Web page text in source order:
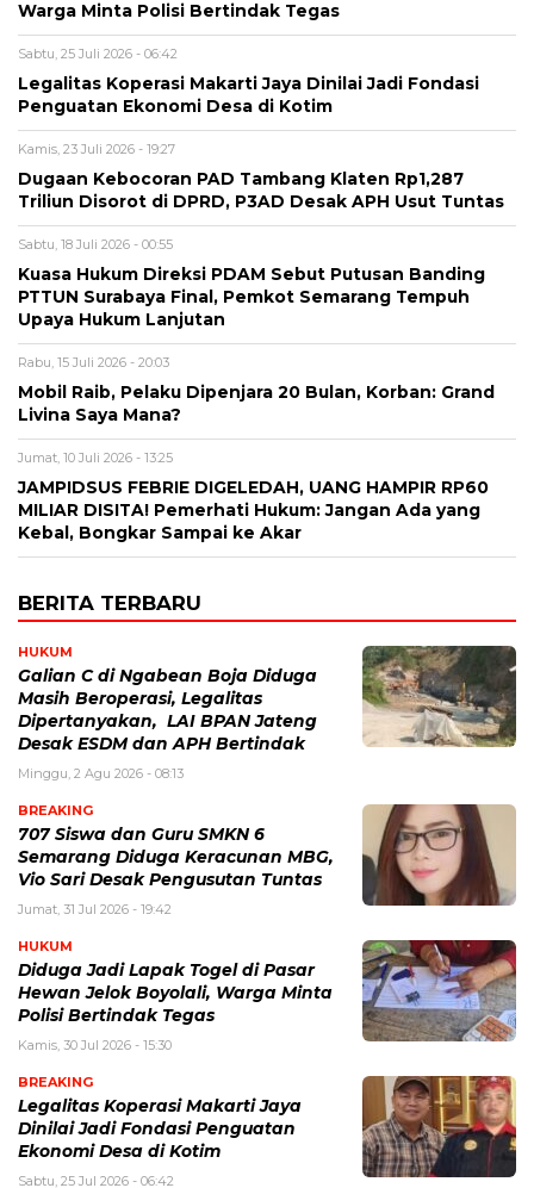
Warga Minta Polisi Bertindak Tegas
Sabtu, 25 Juli 2026 - 06:42
Legalitas Koperasi Makarti Jaya Dinilai Jadi Fondasi
Penguatan Ekonomi Desa di Kotim
Kamis, 23 Juli 2026 - 19:27
Dugaan Kebocoran PAD Tambang Klaten Rp1,287
Triliun Disorot di DPRD, P3AD Desak APH Usut Tuntas
Sabtu, 18 Juli 2026 - 00:55
Kuasa Hukum Direksi PDAM Sebut Putusan Banding
PTTUN Surabaya Final, Pemkot Semarang Tempuh
Upaya Hukum Lanjutan
Rabu, 15 Juli 2026 - 20:03
Mobil Raib, Pelaku Dipenjara 20 Bulan, Korban: Grand
Livina Saya Mana?
Jumat, 10 Juli 2026 - 13:25
JAMPIDSUS FEBRIE DIGELEDAH, UANG HAMPIR RP60
MILIAR DISITA! Pemerhati Hukum: Jangan Ada yang
Kebal, Bongkar Sampai ke Akar
BERITA TERBARU
HUKUM
Galian C di Ngabean Boja Diduga
Masih Beroperasi, Legalitas
Dipertanyakan, LAI BPAN Jateng
Desak ESDM dan APH Bertindak
Minggu, 2 Agu 2026 - 08:13
BREAKING
707 Siswa dan Guru SMKN 6
Semarang Diduga Keracunan MBG,
Vio Sari Desak Pengusutan Tuntas
Jumat, 31 Jul 2026 - 19:42
HUKUM
Diduga Jadi Lapak Togel di Pasar
Hewan Jelok Boyolali, Warga Minta
Polisi Bertindak Tegas
Kamis, 30 Jul 2026 - 15:30
BREAKING
Legalitas Koperasi Makarti Jaya
Dinilai Jadi Fondasi Penguatan
Ekonomi Desa di Kotim
Sabtu, 25 Jul 2026 - 06:42